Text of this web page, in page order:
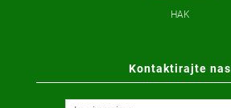
HAK
Kontaktirajte nas